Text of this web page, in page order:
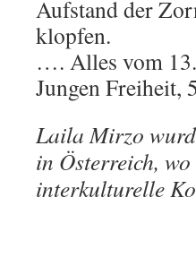
Aufstand der
klopfen.
…. Alles vom
Jungen Freiheit,
Laila Mirzo
in Österreich,
interkulturelle